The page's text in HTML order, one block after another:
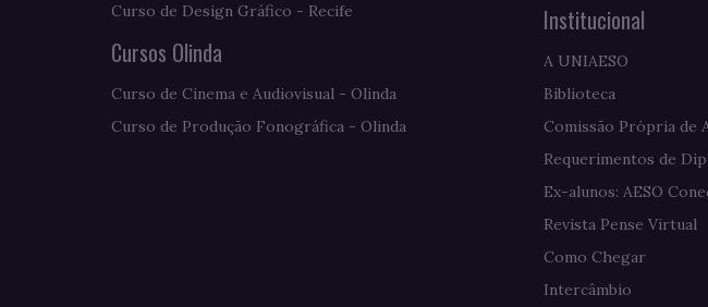
Curso de Design Gráfico - Recife
Cursos Olinda
Curso de Cinema e Audiovisual - Olinda
Curso de Produção Fonográfica - Olinda
Institucional
A UNIAESO
Biblioteca
Comissão Própria de
Requerimentos de
Ex-alunos: AESO
Revista Pense Virtual
Como Chegar
Intercâmbio